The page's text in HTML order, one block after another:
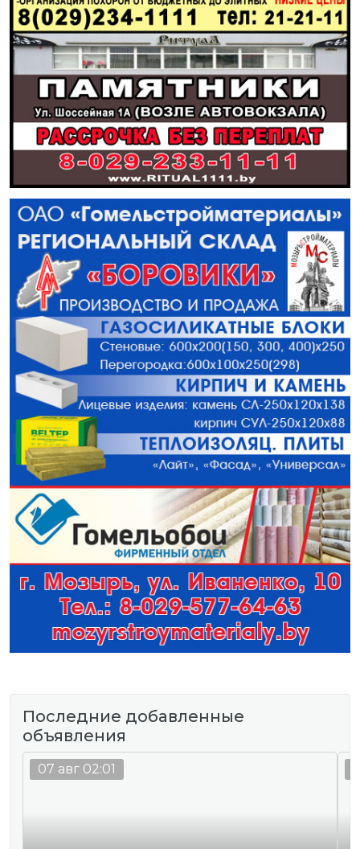
Последние добавленные
объявления
07 авг 02:01